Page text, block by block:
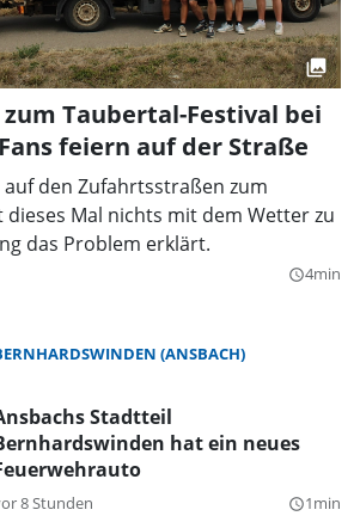
Taubertal-Festival bei
feiern auf der Straße
auf den Zufahrtsstraßen zum
dieses Mal nichts mit dem Wetter zu
das Problem erklärt.
query_builder4min
(ANSBACH)
Stadtteil
hat ein neues
8 Stunden query_builder1min